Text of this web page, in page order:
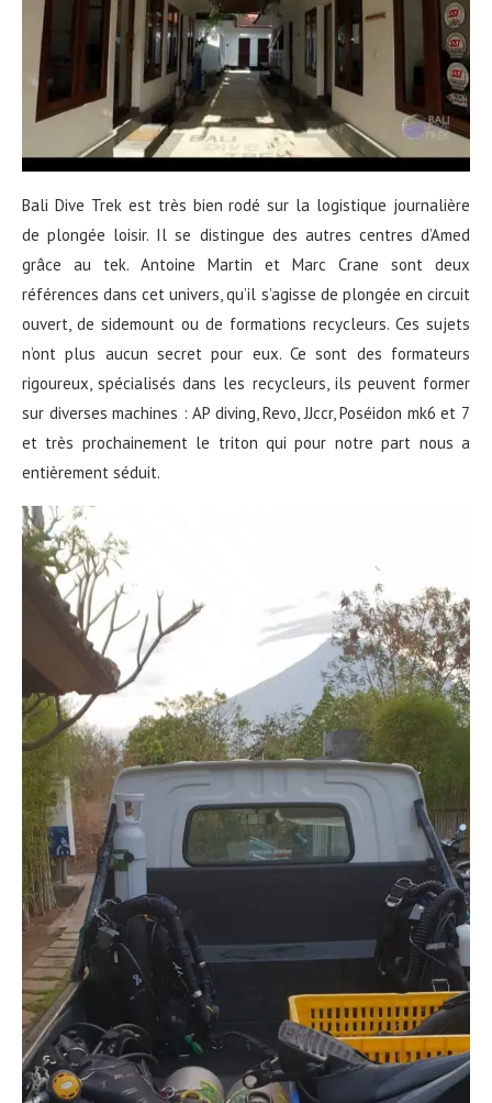
Bali Dive Trek est très bien rodé sur la logistique journalière
de plongée loisir. Il se distingue des autres centres d’Amed
grâce au tek. Antoine Martin et Marc Crane sont deux
références dans cet univers, qu’il s’agisse de plongée en circuit
ouvert, de sidemount ou de formations recycleurs. Ces sujets
n’ont plus aucun secret pour eux. Ce sont des formateurs
rigoureux, spécialisés dans les recycleurs, ils peuvent former
sur diverses machines : AP diving, Revo, JJccr, Poséidon mk6 et 7
et très prochainement le triton qui pour notre part nous a
entièrement séduit.